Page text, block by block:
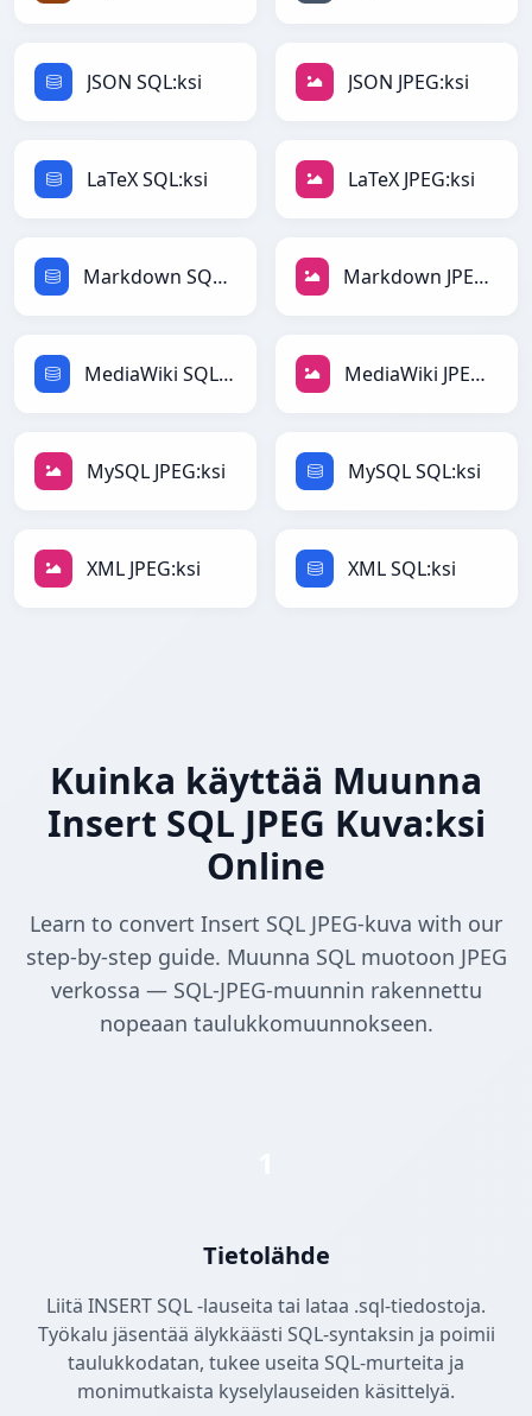
JSON SQL:ksi JSON JPEG:ksi
LaTeX SQL:ksi LaTeX JPEG:ksi
Markdown SQL:ksi Markdown JPEG:ksi
MediaWiki SQL:ksi MediaWiki JPEG:ksi
MySQL JPEG:ksi MySQL SQL:ksi
XML JPEG:ksi XML SQL:ksi
Kuinka käyttää Muunna
Insert SQL JPEG Kuva:ksi
Online
Learn to convert Insert SQL JPEG-kuva with our
step-by-step guide. Muunna SQL muotoon JPEG
verkossa — SQL-JPEG-muunnin rakennettu
nopeaan taulukkomuunnokseen.
Tietolähde
Liitä INSERT SQL -lauseita tai lataa .sql-tiedostoja.
Työkalu jäsentää älykkäästi SQL-syntaksin ja poimii
taulukkodatan, tukee useita SQL-murteita ja
monimutkaista kyselylauseiden käsittelyä.